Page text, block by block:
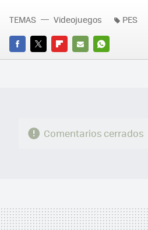
FACEBOOK
TWITTERFLIPBOARD
E-
WHATSAPP
TEMAS Videojuegos PES
Comentarios cerrados